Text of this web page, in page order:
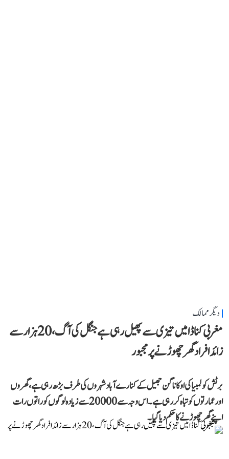
دیگر ممالک
مغربی کناڈا میں تیزی سے پھیل رہی ہے جنگل کی آگ، 20 ہزار سے
زائد افراد گھر چھوڑنے پر مجبور
برٹش کولمبیا کی اوکاناگن جھیل کے کنارے آباد شہروں کی طرف بڑھ رہی ہے، گھروں
اور عمارتوں کو تباہ کر رہی ہے۔ اس وجہ سے 20000 سے زیادہ لوگوں کو راتوں رات
اپنے گھر چھوڑنے کا حکم دیا گیا۔